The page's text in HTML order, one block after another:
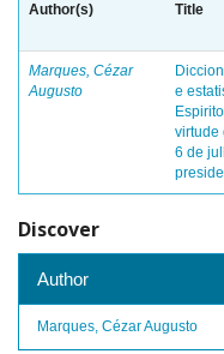
Author(s) Title
Marques, Cézar
Augusto
e
virtude
6 de
Discover
Author
Marques, Cézar Augusto